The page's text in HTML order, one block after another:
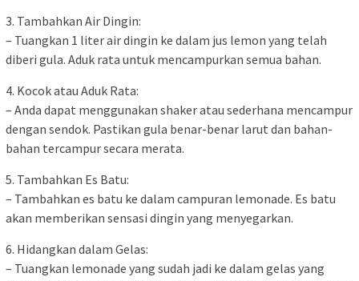
3. Tambahkan Air Dingin:
– Tuangkan 1 liter air dingin ke dalam jus lemon yang telah
diberi gula. Aduk rata untuk mencampurkan semua bahan.
4. Kocok atau Aduk Rata:
– Anda dapat menggunakan shaker atau sederhana mencampur
dengan sendok. Pastikan gula benar-benar larut dan bahan-
bahan tercampur secara merata.
5. Tambahkan Es Batu:
– Tambahkan es batu ke dalam campuran lemonade. Es batu
akan memberikan sensasi dingin yang menyegarkan.
6. Hidangkan dalam Gelas:
– Tuangkan lemonade yang sudah jadi ke dalam gelas yang